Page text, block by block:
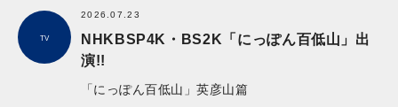
TV
2026.07.23
NHKBSP4K・BS2K「にっぽん百低山」出
演!!
「にっぽん百低山」英彦山篇